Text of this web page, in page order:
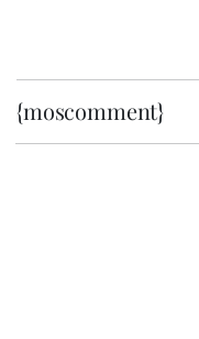
{moscomment}